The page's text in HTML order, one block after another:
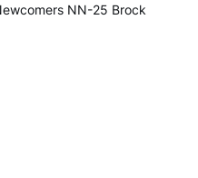
NN-25 Brock